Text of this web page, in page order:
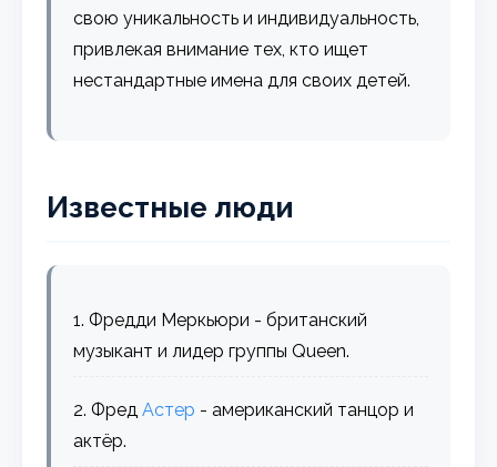
свою уникальность и индивидуальность,
привлекая внимание тех, кто ищет
нестандартные имена для своих детей.
Известные люди
1. Фредди Меркьюри - британский
музыкант и лидер группы Queen.
2. ФредАстер - американский танцор и
актёр.